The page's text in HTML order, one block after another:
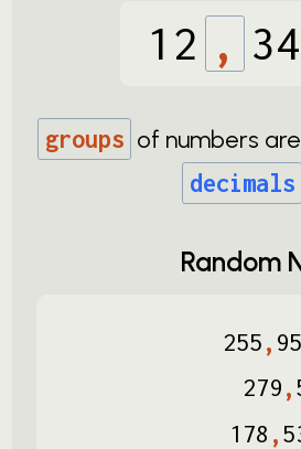
12 ,
groups of numbers
decimals
Random
255,
279,
178 ,